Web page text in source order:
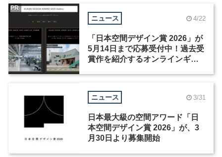
ニュース 4/22
「日本空間デザイン賞 2026」が
5月14日まで応募受付中！過去受
賞作を紹介するオンラインギャ
PR
ニュース 3/31
日本最大級の空間アワード「日
本空間デザイン賞 2026」が、3
月30日より募集開始